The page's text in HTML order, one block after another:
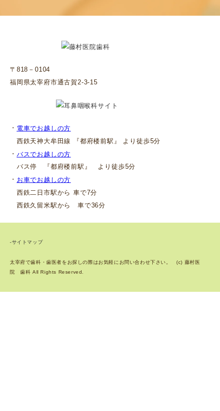
〒818－0104
福岡県太宰府市通古賀2-3-15
・ 電車でお越しの方
西鉄天神大牟田線 『都府楼前駅』 より徒歩5分
・ バスでお越しの方
バス停 『都府楼前駅』 より徒歩5分
・ お車でお越しの方
西鉄二日市駅から 車で7分
西鉄久留米駅から 車で36分
-サイトマップ
太宰府で歯科・歯医者をお探しの際はお気軽にお問い合わせ下さい。 (c) 藤村医
院 歯科 All Rights Reserved.